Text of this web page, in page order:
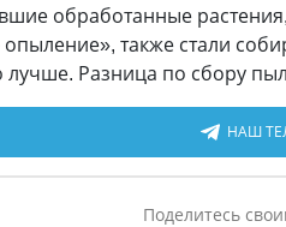
обработанные
также стали
Разница по сбору
НАШ
Поделитесь